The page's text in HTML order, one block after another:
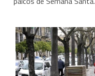
a
los
jerezanos